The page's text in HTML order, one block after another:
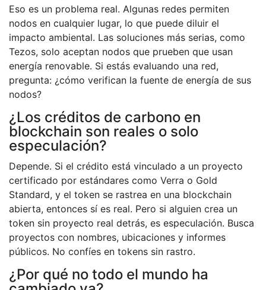
Eso es un problema real. Algunas redes permiten
nodos en cualquier lugar, lo que puede diluir el
impacto ambiental. Las soluciones más serias, como
Tezos, solo aceptan nodos que prueben que usan
energía renovable. Si estás evaluando una red,
pregunta: ¿cómo verifican la fuente de energía de sus
nodos?
¿Los créditos de carbono en
blockchain son reales o solo
especulación?
Depende. Si el crédito está vinculado a un proyecto
certificado por estándares como Verra o Gold
Standard, y el token se rastrea en una blockchain
abierta, entonces sí es real. Pero si alguien crea un
token sin proyecto real detrás, es especulación. Busca
proyectos con nombres, ubicaciones y informes
públicos. No confíes en tokens sin rastro.
¿Por qué no todo el mundo ha